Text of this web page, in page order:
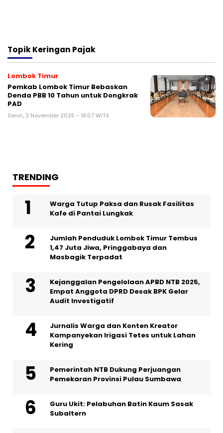
TopikKeringan Pajak
Lombok Timur
Pemkab Lombok Timur Bebaskan
Denda PBB 10 Tahun untuk Dongkrak
PAD
Senin, 3 November 2025 - 18:07 WITA
TRENDING
Warga Tutup Paksa dan Rusak Fasilitas
Kafe di Pantai Lungkak
Jumlah Penduduk Lombok Timur Tembus
1,47 Juta Jiwa, Pringgabaya dan
Masbagik Terpadat
Kejanggalan Pengelolaan APBD NTB 2025,
Empat Anggota DPRD Desak BPK Gelar
Audit Investigatif
Jurnalis Warga dan Konten Kreator
Kampanyekan Irigasi Tetes untuk Lahan
Kering
Pemerintah NTB Dukung Perjuangan
Pemekaran Provinsi Pulau Sumbawa
Guru Ukit: Pelabuhan Batin Kaum Sasak
Subaltern